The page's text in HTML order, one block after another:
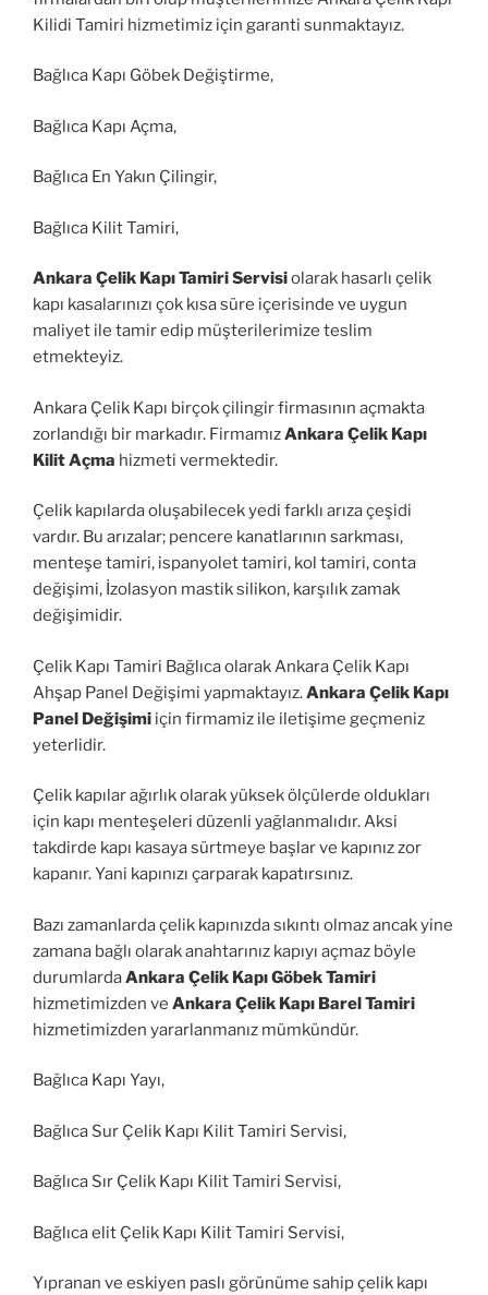
Kilidi Tamiri hizmetimiz için garanti sunmaktayız.
Bağlıca Kapı Göbek Değiştirme,
Bağlıca Kapı Açma,
Bağlıca En Yakın Çilingir,
Bağlıca Kilit Tamiri,
Ankara Çelik Kapı Tamiri Servisiolarak hasarlı çelik
kapı kasalarınızı çok kısa süre içerisinde ve uygun
maliyet ile tamir edip müşterilerimize teslim
etmekteyiz.
Ankara Çelik Kapı birçok çilingir firmasının açmakta
zorlandığı bir markadır. FirmamızAnkara Çelik Kapı
Kilit Açma hizmeti vermektedir.
Çelik kapılarda oluşabilecek yedi farklı arıza çeşidi
vardır. Bu arızalar; pencere kanatlarının sarkması,
menteşe tamiri, ispanyolet tamiri, kol tamiri, conta
değişimi, İzolasyon mastik silikon, karşılık zamak
değişimidir.
Çelik Kapı Tamiri Bağlıca olarak Ankara Çelik Kapı
Ahşap Panel Değişimi yapmaktayız.Ankara Çelik Kapı
Panel Değişimi için firmamiz ile iletişime geçmeniz
yeterlidir.
Çelik kapılar ağırlık olarak yüksek ölçülerde oldukları
için kapı menteşeleri düzenli yağlanmalıdır. Aksi
takdirde kapı kasaya sürtmeye başlar ve kapınız zor
kapanır. Yani kapınızı çarparak kapatırsınız.
Bazı zamanlarda çelik kapınızda sıkıntı olmaz ancak yine
zamana bağlı olarak anahtarınız kapıyı açmaz böyle
durumlardaAnkara Çelik Kapı Göbek Tamiri
hizmetimizden ve Ankara Çelik Kapı Barel Tamiri
hizmetimizden yararlanmanız mümkündür.
Bağlıca Kapı Yayı,
Bağlıca Sur Çelik Kapı Kilit Tamiri Servisi,
Bağlıca Sır Çelik Kapı Kilit Tamiri Servisi,
Bağlıca elit Çelik Kapı Kilit Tamiri Servisi,
Yıpranan ve eskiyen paslı görünüme sahip çelik kapı